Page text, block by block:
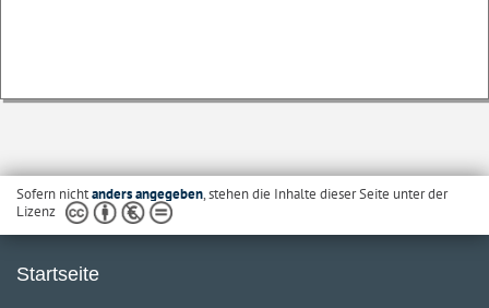
Sofern nichtanders angegeben, stehen die Inhalte dieser Seite unter der
Lizenz
Startseite